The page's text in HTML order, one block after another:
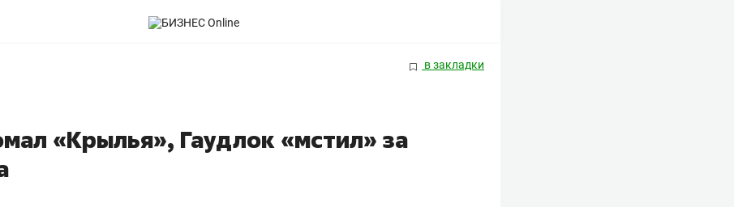
в закладки
«Крылья», Гаудлок «мстил» за